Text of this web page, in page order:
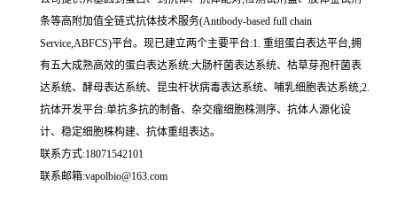
条等高附加值全链式抗体技术服务(Antibody-based full chain
Service,ABFCS)平台。现已建立两个主要平台:1. 重组蛋白表达平台,拥
有五大成熟高效的蛋白表达系统:大肠杆菌表达系统、枯草芽孢杆菌表
达系统、酵母表达系统、昆虫杆状病毒表达系统、哺乳细胞表达系统;2.
抗体开发平台:单抗多抗的制备、杂交瘤细胞株测序、抗体人源化设
计、稳定细胞株构建、抗体重组表达。
联系方式:18071542101
联系邮箱:vapolbio@163.com